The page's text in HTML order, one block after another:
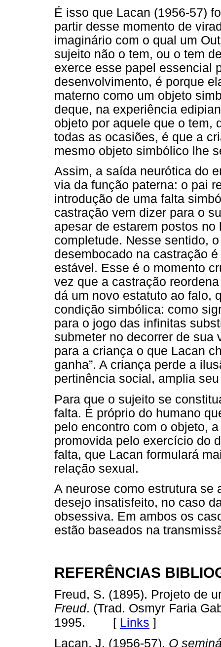
É isso que Lacan (1956-57)
partir desse momento de
imaginário com o qual um
sujeito não o tem, ou o tem
exerce esse papel essencial
desenvolvimento, é porque
materno como um objeto
deque, na experiência
objeto por aquele que o tem,
todas as ocasiões, é que a
mesmo objeto simbólico lhe
Assim, a saída neurótica do
via da função paterna: o pai
introdução de uma falta
castração vem dizer para o
apesar de estarem postos
completude. Nesse sentido,
desembocado na castração
estável. Esse é o momento
vez que a castração
dá um novo estatuto ao falo,
condição simbólica: como
para o jogo das infinitas
submeter no decorrer de sua
para a criança o que Lacan
ganha”. A criança perde a
pertinência social, amplia
Para que o sujeito se
falta. É próprio do humano
pelo encontro com o objeto,
promovida pelo exercício do
falta, que Lacan formulará
relação sexual.
A neurose como estrutura se
desejo insatisfeito, no caso
obsessiva. Em ambos os
estão baseados na
REFERÊNCIAS
Freud, S. (1895). Projeto de
Freud. (Trad. Osmyr Faria
1995. [ Links ]
Lacan, J. (1956-57). O